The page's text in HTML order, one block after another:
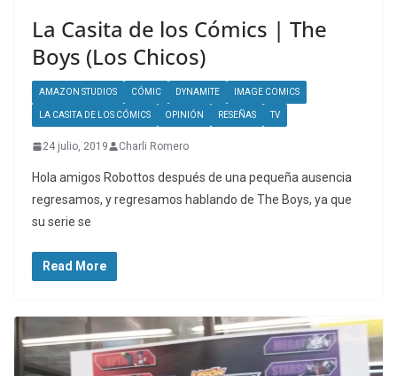
La Casita de los Cómics | The
Boys (Los Chicos)
AMAZON STUDIOS CÓMIC DYNAMITE IMAGE COMICS
LA CASITA DE LOS CÓMICS OPINIÓN RESEÑAS TV
24 julio, 2019 Charli Romero
Hola amigos Robottos después de una pequeña ausencia
regresamos, y regresamos hablando de The Boys, ya que
su serie se
Read More